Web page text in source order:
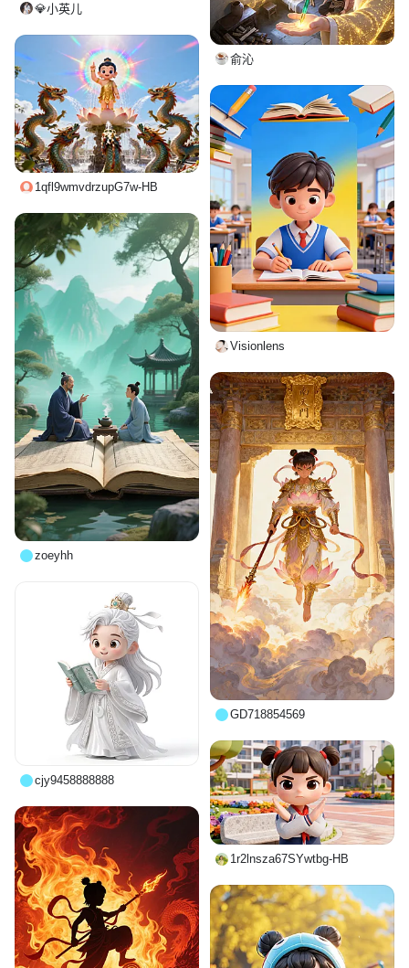
💎小英儿
俞沁
1qfl9wmvdrzupG7w-HB
Visionlens
zoeyhh
GD718854569
cjy9458888888
1r2lnsza67SYwtbg-HB